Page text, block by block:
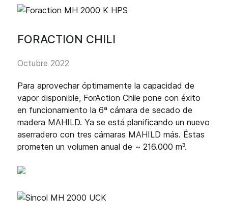
FORACTION CHILI
Octubre 2022
Para aprovechar óptimamente la capacidad de
vapor disponible, ForAction Chile pone con éxito
en funcionamiento la 6ª cámara de secado de
madera MAHILD. Ya se está planificando un nuevo
aserradero con tres cámaras MAHILD más. Éstas
prometen un volumen anual de ~ 216.000 m³.